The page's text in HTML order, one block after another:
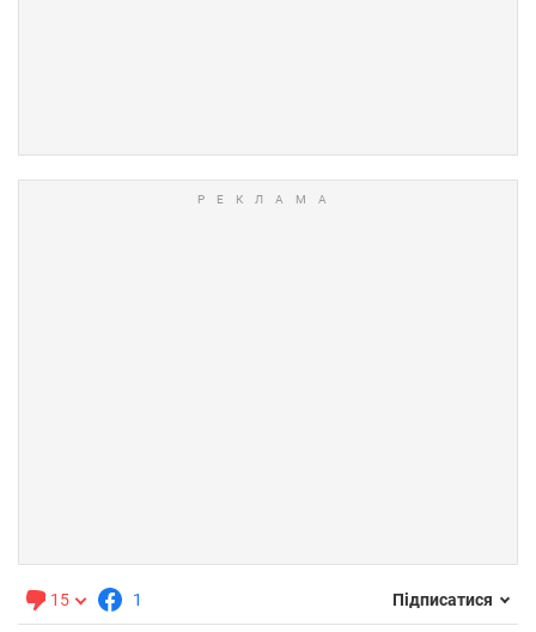
15 1 Підписатися